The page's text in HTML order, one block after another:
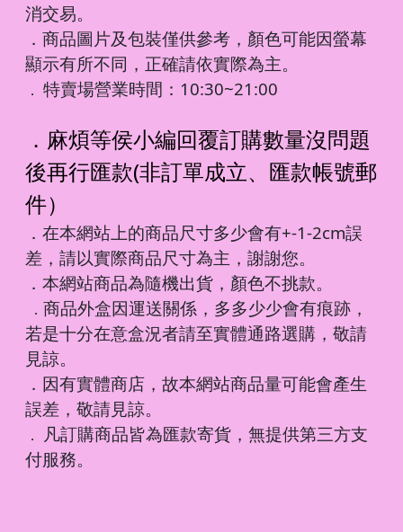
消交易。
．商品圖片及包裝僅供參考，顏色可能因螢幕
顯示有所不同，正確請依實際為主。
． 特賣場營業時間：10:30~21:00
．麻煩等侯小編回覆訂購數量沒問題
後再行匯款(非訂單成立、匯款帳號郵
件）
．在本網站上的商品尺寸多少會有+-1-2cm誤
差，請以實際商品尺寸為主，謝謝您。
．本網站商品為隨機出貨，顏色不挑款。
． 商品外盒因運送關係，多多少少會有痕跡，
若是十分在意盒況者請至實體通路選購，敬請
見諒。
．因有實體商店，故本網站商品量可能會產生
誤差，敬請見諒。
． 凡訂購商品皆為匯款寄貨，無提供第三方支
付服務。